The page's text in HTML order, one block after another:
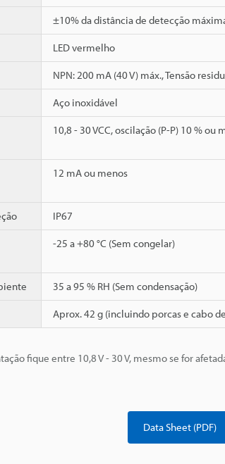
±10% da distância de detecção
LED vermelho
NPN: 200 mA (40 V) máx., Tensão
Aço inoxidável
10,8 - 30 VCC, oscilação (P-P) 10 % ou
12 mA ou menos
IP67
-25 a +80 °C (Sem congelar)
35 a 95 % RH (Sem condensação)
Aprox. 42 g (incluindo porcas e cabo
fique entre 10,8 V - 30 V, mesmo se for
Data Sheet (PDF)